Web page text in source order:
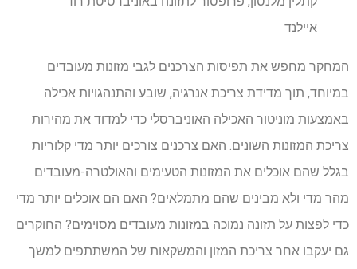
איילנד
המחקר מחפש את תפיסות הצרכנים לגבי מזונות מעובדים
במיוחד, תוך מדידת צריכת אנרגיה, שובע והתנהגויות אכילה
באמצעות מוניטור האכילה האוניברסלי כדי למדוד את מהירות
צריכת המזונות השונים. האם צרכנים צורכים יותר מדי קלוריות
בגלל שהם אוכלים את המזונות הטעימים והאולטרה-מעובדים
מהר מדי ולא מבינים שהם מתמלאים? האם הם אוכלים יותר מדי
כדי לפצות על תזונה נמוכה במזונות מעובדים מסוימים? החוקרים
גם יעקבו אחר צריכת המזון והמשקאות של המשתתפים למשך